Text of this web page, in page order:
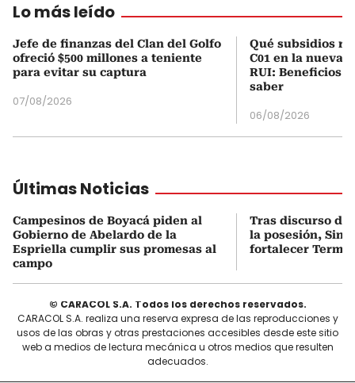
Lo más leído
Jefe de finanzas del Clan del Golfo
ofreció $500 millones a teniente
para evitar su captura
07/08/2026
Qué subsidios
C01 en la nueva
RUI: Beneficios
saber
06/08/2026
Últimas Noticias
Campesinos de Boyacá piden al
Gobierno de Abelardo de la
Espriella cumplir sus promesas al
campo
Tras discurso
la posesión,
fortalecer
© CARACOL S.A. Todos los derechos reservados.
CARACOL S.A. realiza una reserva expresa de las reproducciones y
usos de las obras y otras prestaciones accesibles desde este sitio
web a medios de lectura mecánica u otros medios que resulten
adecuados.